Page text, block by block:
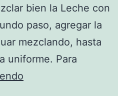
bien la Leche con
paso, agregar la
mezclando, hasta
uniforme. Para